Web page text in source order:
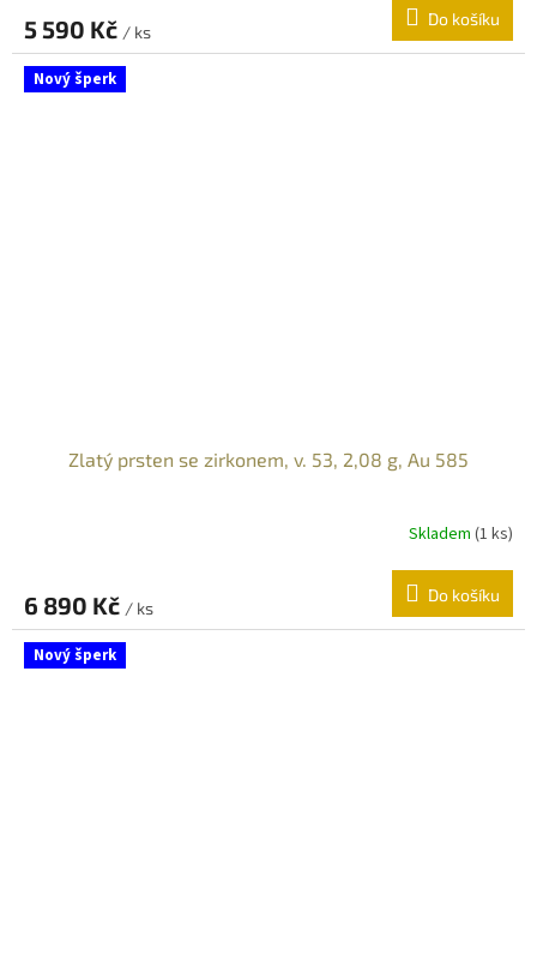
5 590 Kč / ks
Do košíku
Nový šperk
Zlatý prsten se zirkonem, v. 53, 2,08 g, Au 585
Skladem (1 ks)
6 890 Kč / ks
Do košíku
Nový šperk